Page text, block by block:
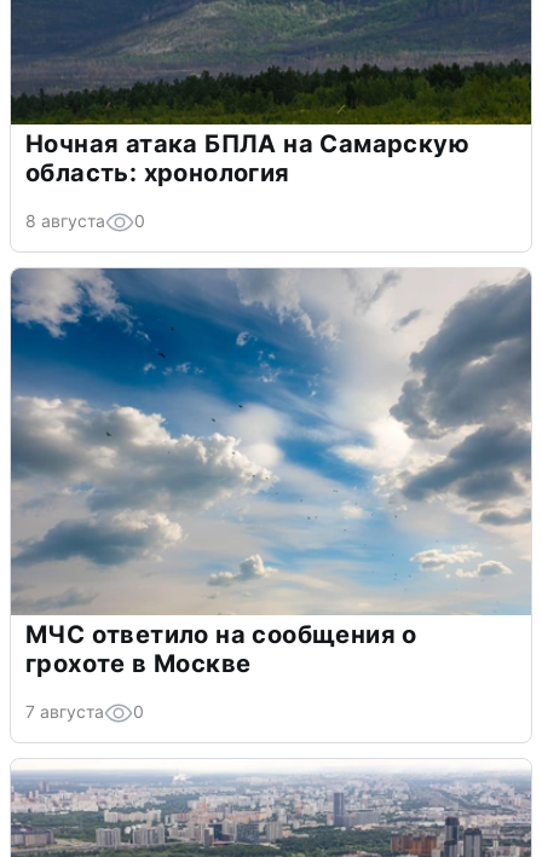
Ночная атака БПЛА на Самарскую
область: хронология
8 августа 0
МЧС ответило на сообщения о
грохоте в Москве
7 августа 0